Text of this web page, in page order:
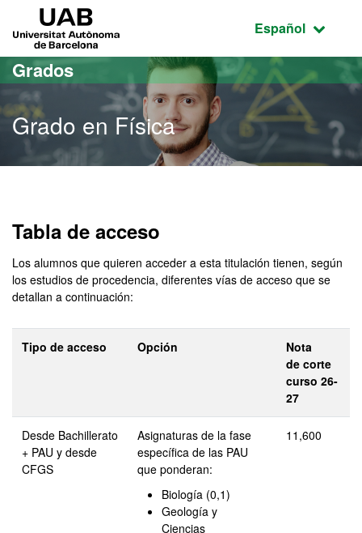
Acceso al contenido principal
Acceso a la navegación de la página
Idioma
Español
Grados
Grado en Física
Tabla de acceso
Los alumnos que quieren acceder a esta titulación tienen, según
los estudios de procedencia, diferentes vías de acceso que se
detallan a continuación:
Tipo de acceso Opción
Nota
de corte
curso 26-
27
Desde Bachillerato
+ PAU y desde
CFGS
Asignaturas de la fase
específica de las PAU
que ponderan:
Biología (0,1)
Geología y
Ciencias
11,600